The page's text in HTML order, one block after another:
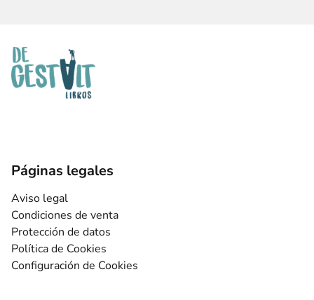
Páginas legales
Aviso legal
Condiciones de venta
Protección de datos
Política de Cookies
Configuración de Cookies